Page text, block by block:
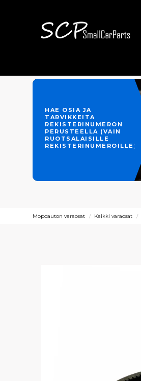
HAE OSIA JA
TARVIKKEITA
REKISTERINUMERON
PERUSTEELLA (VAIN
RUOTSALAISILLE
REKISTERINUMEROILLE)
Mopoauton varaosat Kaikki varaosat